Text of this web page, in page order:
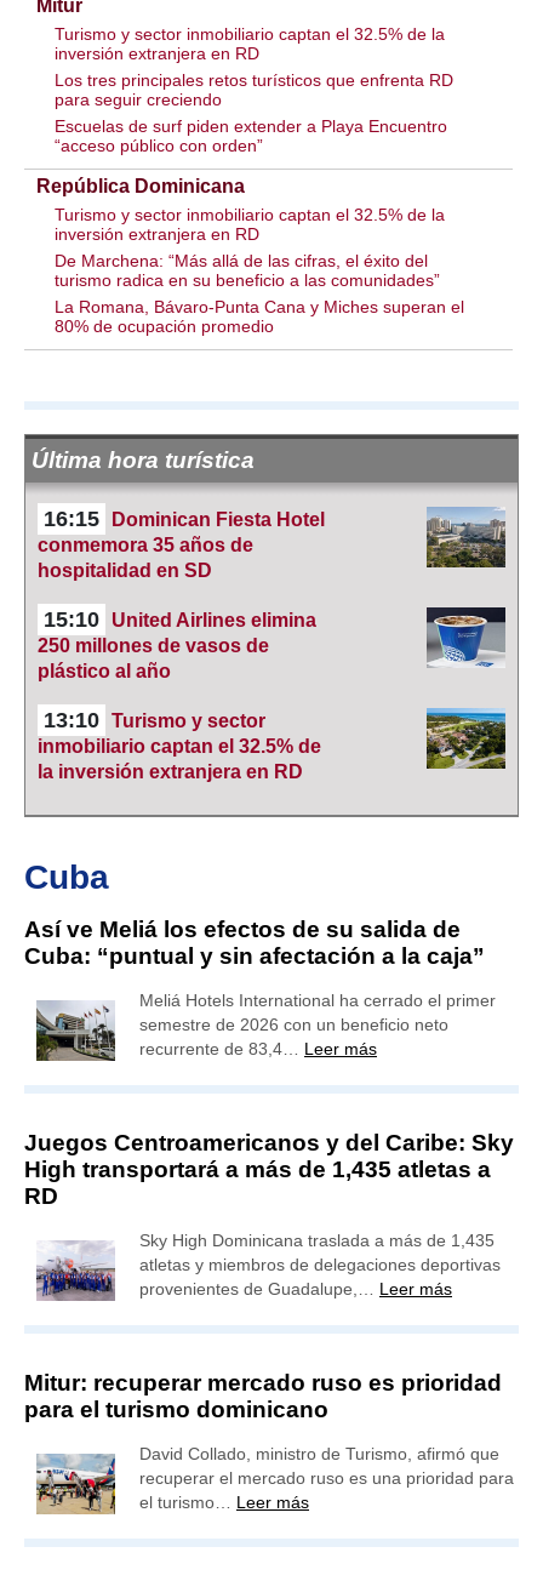
Mitur
Turismo y sector inmobiliario captan el 32.5% de la
inversión extranjera en RD
Los tres principales retos turísticos que enfrenta RD
para seguir creciendo
Escuelas de surf piden extender a Playa Encuentro
“acceso público con orden”
República Dominicana
Turismo y sector inmobiliario captan el 32.5% de la
inversión extranjera en RD
De Marchena: “Más allá de las cifras, el éxito del
turismo radica en su beneficio a las comunidades”
La Romana, Bávaro-Punta Cana y Miches superan el
80% de ocupación promedio
Última hora turística
16:15
Dominican Fiesta Hotel
conmemora 35 años de
hospitalidad en SD
15:10
United Airlines elimina
250 millones de vasos de
plástico al año
13:10 Turismo y sector
inmobiliario captan el 32.5% de
la inversión extranjera en RD
Cuba
Así ve Meliá los efectos de su salida de
Cuba: “puntual y sin afectación a la caja”
Meliá Hotels International ha cerrado el primer
semestre de 2026 con un beneficio neto
recurrente de 83,4… Leer más
Juegos Centroamericanos y del Caribe: Sky
High transportará a más de 1,435 atletas a
RD
Sky High Dominicana traslada a más de 1,435
atletas y miembros de delegaciones deportivas
provenientes de Guadalupe,… Leer más
Mitur: recuperar mercado ruso es prioridad
para el turismo dominicano
David Collado, ministro de Turismo, afirmó que
recuperar el mercado ruso es una prioridad para
el turismo… Leer más